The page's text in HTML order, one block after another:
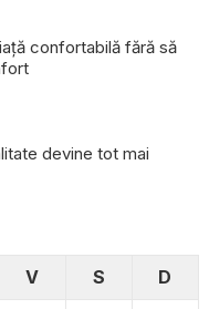
confortabilă fără să
devine tot mai
V S
D